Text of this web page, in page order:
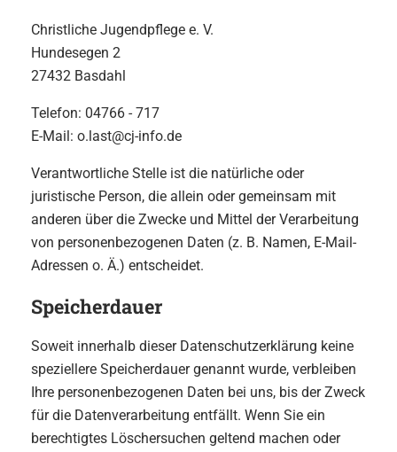
Christliche Jugendpflege e. V.
Hundesegen 2
27432 Basdahl
Telefon: 04766 - 717
E-Mail: o.last@cj-info.de
Verantwortliche Stelle ist die natürliche oder
juristische Person, die allein oder gemeinsam mit
anderen über die Zwecke und Mittel der Verarbeitung
von personenbezogenen Daten (z. B. Namen, E-Mail-
Adressen o. Ä.) entscheidet.
Speicherdauer
Soweit innerhalb dieser Datenschutzerklärung keine
speziellere Speicherdauer genannt wurde, verbleiben
Ihre personenbezogenen Daten bei uns, bis der Zweck
für die Datenverarbeitung entfällt. Wenn Sie ein
berechtigtes Löschersuchen geltend machen oder